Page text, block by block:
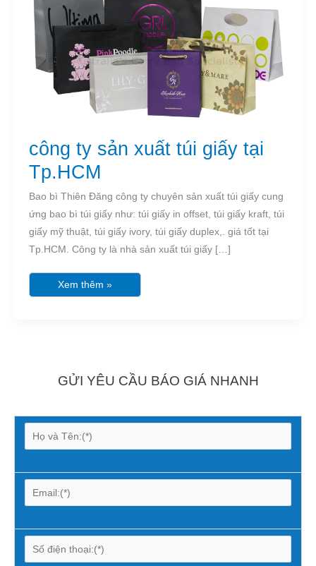
công ty sản xuất túi giấy tại
Tp.HCM
Bao bì Thiên Đăng công ty chuyên sản xuất túi giấy cung
ứng bao bì túi giấy như: túi giấy in offset, túi giấy kraft, túi
giấy mỹ thuật, túi giấy ivory, túi giấy duplex,. giá tốt tại
Tp.HCM. Công ty là nhà sản xuất túi giấy […]
xuất
túi
giấy
Tp.HCM
Xem thêm »
GỬI YÊU CẦU BÁO GIÁ NHANH